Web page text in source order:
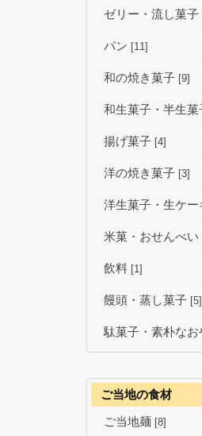
ゼリー・流し菓子
パン [11]
和の焼き菓子 [9]
和生菓子・半生菓
揚げ菓子 [4]
洋の焼き菓子 [3]
洋生菓子・生ケー
米菓・おせんべい
飲料 [1]
饅頭・蒸し菓子 [5]
駄菓子・素朴なお
ご当地の食材
ご当地麺 [8]